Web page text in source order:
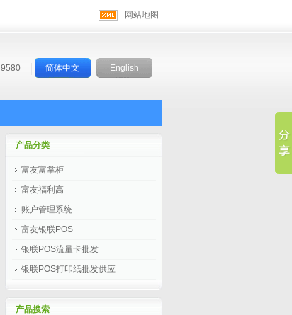
网站地图
简体中文 English
产品分类
富友富掌柜
富友福利高
账户管理系统
富友银联POS
银联POS流量卡批发
银联POS打印纸批发供应
产品搜索